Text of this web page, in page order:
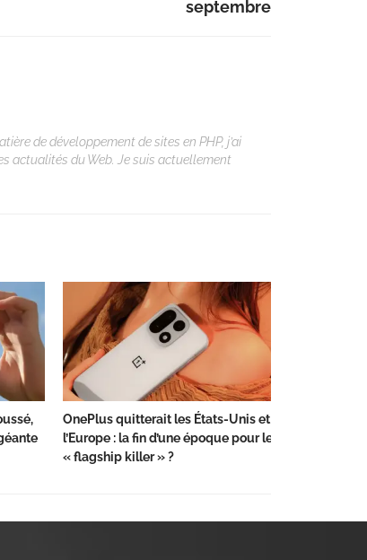
septembre
de développement de sites en PHP, j’ai
actualités du Web. Je suis actuellement
OnePlus quitterait les États-Unis et
l’Europe : la fin d’une époque pour le
« flagship killer » ?